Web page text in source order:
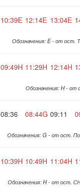
10:39E 12:14E 13:04E
Обозначения: E - от ост.
09:49H 11:29H 12:14H
Обозначения: H - от
08:36 08:44G 09:11
Обозначения: G - от ост.
10:39H 10:49H 11:04H
Обозначения: H - от ост.